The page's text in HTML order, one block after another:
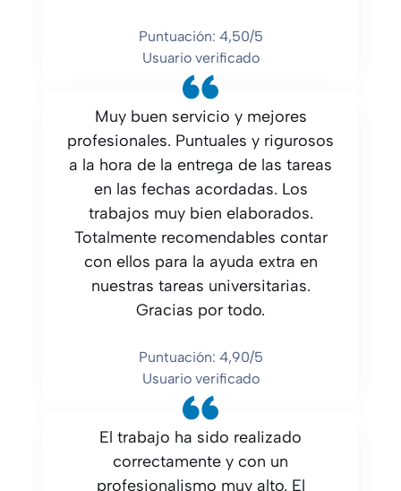
Puntuación: 4,50/5
Usuario verificado
Muy buen servicio y mejores
profesionales. Puntuales y rigurosos
a la hora de la entrega de las tareas
en las fechas acordadas. Los
trabajos muy bien elaborados.
Totalmente recomendables contar
con ellos para la ayuda extra en
nuestras tareas universitarias.
Gracias por todo.
Puntuación: 4,90/5
Usuario verificado
El trabajo ha sido realizado
correctamente y con un
profesionalismo muy alto. El